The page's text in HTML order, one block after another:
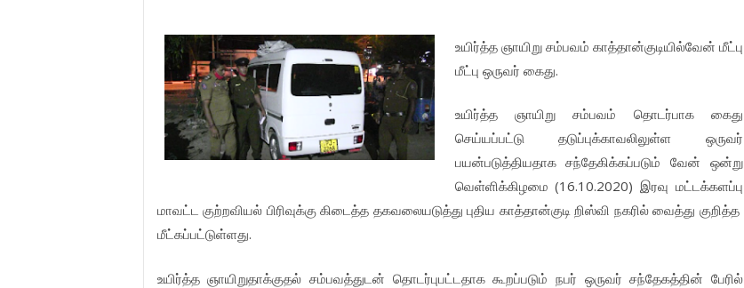
உயிர்த்த ஞாயிறு சம்பவம் காத்தான்குடியில்வேன் மீட்பு
மீட்பு ஒருவர் கைது.
உயிர்த்த ஞாயிறு சம்பவம் தொடர்பாக கைது
செய்யப்பட்டு தடுப்புக்காவலிலுள்ள ஒருவர்
பயன்படுத்தியதாக சந்தேகிக்கப்படும் வேன் ஒன்று
வெள்ளிக்கிழமை (16.10.2020) இரவு மட்டக்களப்பு
மாவட்ட குற்றவியல் பிரிவுக்கு கிடைத்த தகவலையடுத்து புதிய காத்தான்குடி றிஸ்வி நகரில் வைத்து குறித்த
மீட்கப்பட்டுள்ளது.
உயிர்த்த ஞாயிறுதாக்குதல் சம்பவத்துடன் தொடர்புபட்டதாக கூறப்படும் நபர் ஒருவர் சந்தேகத்தின் பேரில்